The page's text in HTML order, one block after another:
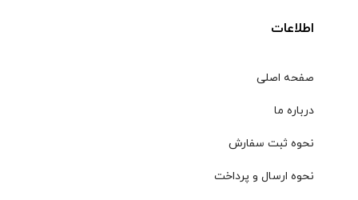
اطلاعات
صفحه اصلی
درباره ما
نحوه ثبت سفارش
نحوه ارسال و پرداخت